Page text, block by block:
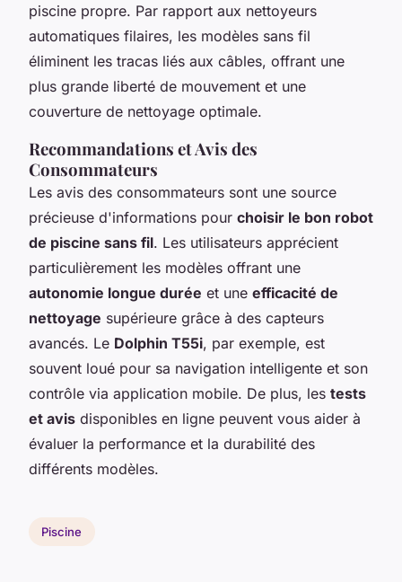
piscine propre. Par rapport aux nettoyeurs
automatiques filaires, les modèles sans fil
éliminent les tracas liés aux câbles, offrant une
plus grande liberté de mouvement et une
couverture de nettoyage optimale.
Recommandations et Avis des
Consommateurs
Les avis des consommateurs sont une source
précieuse d'informations pour choisir le bon robot
de piscine sans fil. Les utilisateurs apprécient
particulièrement les modèles offrant une
autonomie longue durée et une efficacité de
nettoyage supérieure grâce à des capteurs
avancés. Le Dolphin T55i, par exemple, est
souvent loué pour sa navigation intelligente et son
contrôle via application mobile. De plus, les tests
et avis disponibles en ligne peuvent vous aider à
évaluer la performance et la durabilité des
différents modèles.
Piscine